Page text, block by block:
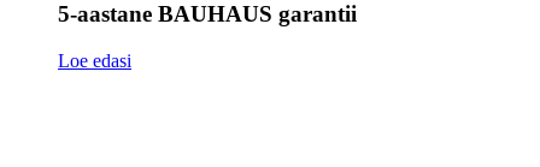
5-aastane BAUHAUS garantii
Loe edasi